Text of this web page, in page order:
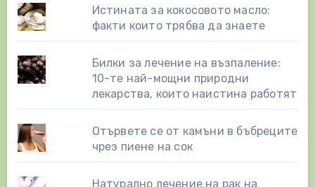
Истината за кокосовото масло:
факти които трябва да знаете
Билки за лечение на възпаление:
10-те най-мощни природни
лекарства, които наистина работят
Отървете се от камъни в бъбреците
чрез пиене на сок
Натурално лечение на рак на